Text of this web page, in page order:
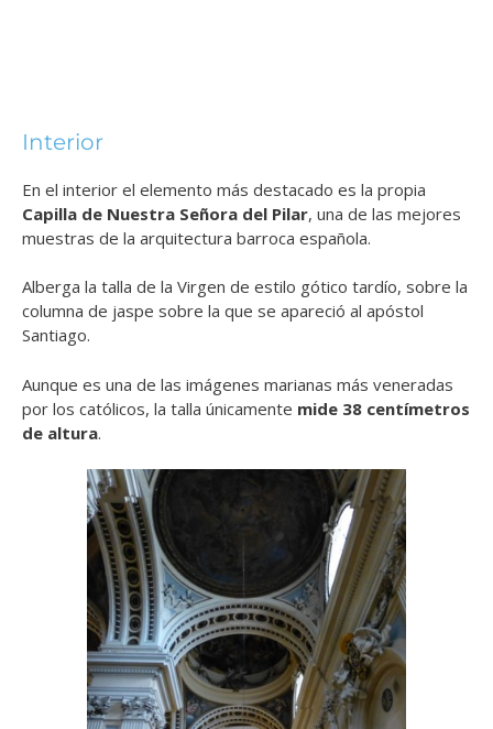
Interior
En el interior el elemento más destacado es la propia
Capilla de Nuestra Señora del Pilar, una de las mejores
muestras de la arquitectura barroca española.
Alberga la talla de la Virgen de estilo gótico tardío, sobre la
columna de jaspe sobre la que se apareció al apóstol
Santiago.
Aunque es una de las imágenes marianas más veneradas
por los católicos, la talla únicamente mide 38 centímetros
de altura.